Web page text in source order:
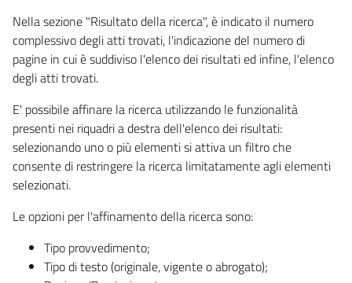
Nella sezione "Risultato della ricerca", è indicato il numero
complessivo degli atti trovati, l'indicazione del numero di
pagine in cui è suddiviso l'elenco dei risultati ed infine, l'elenco
degli atti trovati.
E' possibile affinare la ricerca utilizzando le funzionalità
presenti nei riquadri a destra dell'elenco dei risultati:
selezionando uno o più elementi si attiva un filtro che
consente di restringere la ricerca limitatamente agli elementi
selezionati.
Le opzioni per l'affinamento della ricerca sono:
Tipo provvedimento;
Tipo di testo (originale, vigente o abrogato);